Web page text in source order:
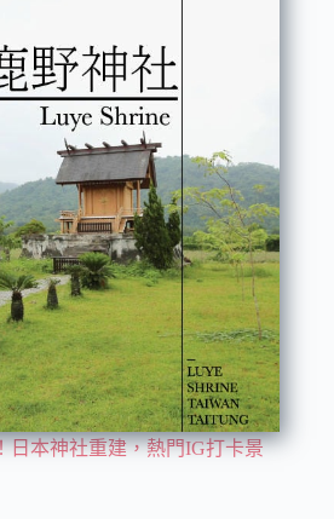
日本神社重建，熱門IG打卡景